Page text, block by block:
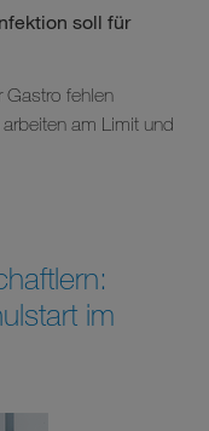
soll für
Gastro fehlen
am Limit und
im